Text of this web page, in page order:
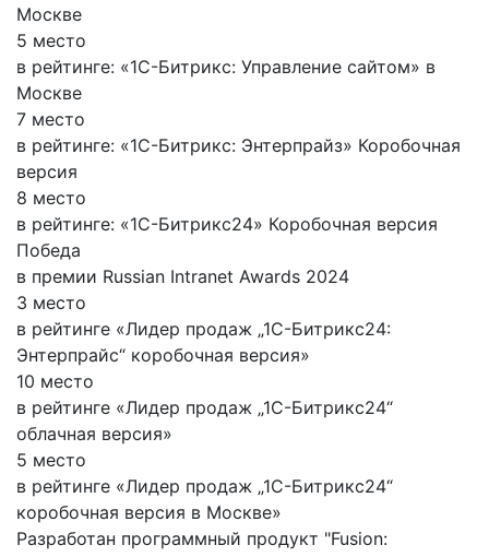
Москве
5 место
в рейтинге: «1С-Битрикс: Управление сайтом» в
Москве
7 место
в рейтинге: «1С-Битрикс: Энтерпрайз» Коробочная
версия
8 место
в рейтинге: «1С-Битрикс24» Коробочная версия
Победа
в премии Russian Intranet Awards 2024
3 место
в рейтинге «Лидер продаж „1С-Битрикс24:
Энтерпрайс“ коробочная версия»
10 место
в рейтинге «Лидер продаж „1С-Битрикс24“
облачная версия»
5 место
в рейтинге «Лидер продаж „1С-Битрикс24“
коробочная версия в Москве»
Разработан программный продукт "Fusion: